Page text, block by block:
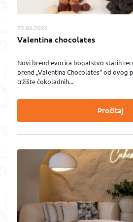
25.06.2026
Valentina chocolates
Novi brend evocira bogatstvo starih
brend „Valentina Chocolates” od ovog
tržište čokoladnih...
Pročitaj